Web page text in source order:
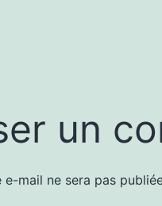
un
e-mail ne sera pas